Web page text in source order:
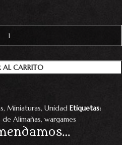
AL CARRITO
, Miniaturas, Unidad Etiquetas:
Alimañas, wargames